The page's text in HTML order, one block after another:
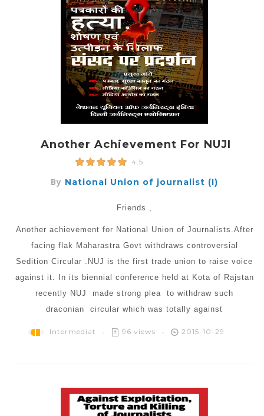
Another Achievement For NUJI
4.5
By National Union of journalist (I)
Friends ,
Another achievement for National Union of Journalists.After
facing flak Maharastra Govt withdraws controversial
Sedition Circular .NUJ is the first trade union to raise voice
against it. In its biennial conference held at Kota of Rajstan
recently NUJ made strong plea to withdraw such
draconian circular which was totally against
Intermediat 96 views 2015-10-29